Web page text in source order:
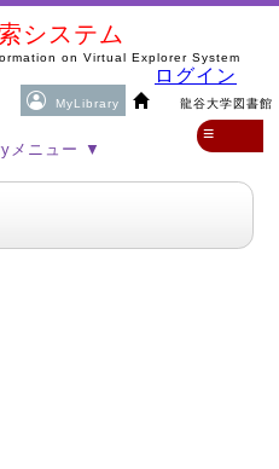
システム
on Virtual Explorer System
MyLibrary 龍谷大学図書館
ログイン
メニュー ▼
≡